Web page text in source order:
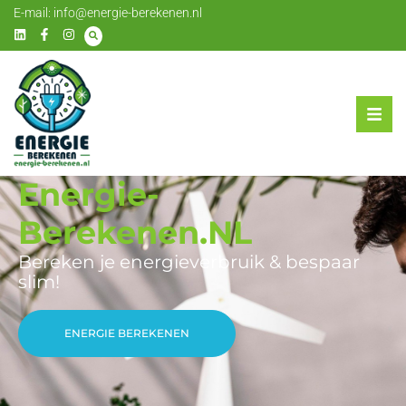
E-mail: info@energie-berekenen.nl
Energie-
Berekenen.NL
Bereken je energieverbruik & bespaar
slim!
ENERGIE BEREKENEN